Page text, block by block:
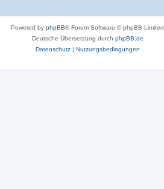
Powered by phpBB® Forum Software © phpBB Limited
Deutsche Übersetzung durch phpBB.de
Datenschutz| Nutzungsbedingungen